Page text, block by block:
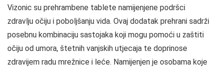
Vizonic su prehrambene tablete namijenjene podršci
zdravlju očiju i poboljšanju vida. Ovaj dodatak prehrani sadrži
posebnu kombinaciju sastojaka koji mogu pomoći u zaštiti
očiju od umora, štetnih vanjskih utjecaja te doprinose
zdravijem radu mrežnice i leće. Namijenjen je osobama koje